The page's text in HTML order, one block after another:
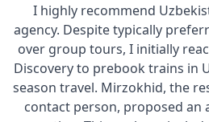
I highly recommend
agency. Despite typically
over group tours, I initially
Discovery to prebook trains in
season travel. Mirzokhid, the
contact person, proposed an